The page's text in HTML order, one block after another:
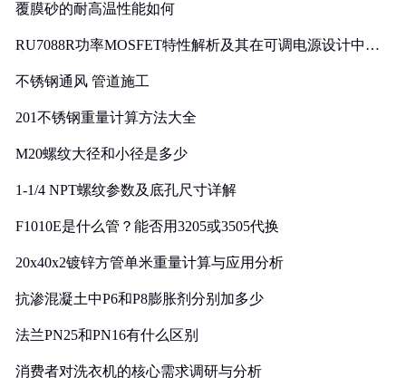
覆膜砂的耐高温性能如何
RU7088R功率MOSFET特性解析及其在可调电源设计中的
不锈钢通风 管道施工
201不锈钢重量计算方法大全
M20螺纹大径和小径是多少
1-1/4 NPT螺纹参数及底孔尺寸详解
F1010E是什么管？能否用3205或3505代换
20x40x2镀锌方管单米重量计算与应用分析
抗渗混凝土中P6和P8膨胀剂分别加多少
法兰PN25和PN16有什么区别
消费者对洗衣机的核心需求调研与分析